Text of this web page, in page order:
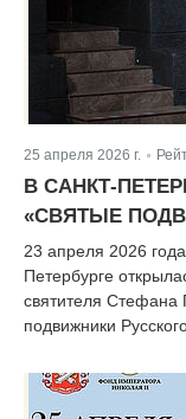
25 апреля 2026 г. |
В САНКТ-
«СВЯТЫЕ
23 апреля 2026
Петербурге
святителя Стефана
подвижники